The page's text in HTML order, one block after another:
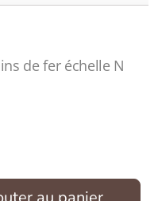
de fer échelle N